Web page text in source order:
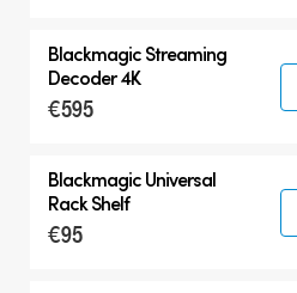
BlackmagicStreaming
Decoder 4K
€595
Blackmagic Universal
Rack Shelf
€95